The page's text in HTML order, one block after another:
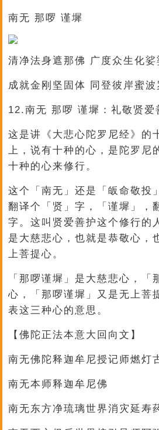
南无 那啰 谨墀
清净法身遮那佛 广度众生化娑
成就金刚坚固体 同登彼岸蜜波
12.南无 那啰 谨墀：礼敬贤爱
这是讲《大悲心陀罗尼经》的
上，说有十种的心，是陀罗尼
十种的心来修行。
这个「南无」还是「皈命敬投
翻译个「贤」字，「谨墀」，
字。这叫贤爱善护这个修行的
是大慈悲心，也就是恭敬心，
上菩提心。
「那啰谨墀」是大慈悲心，「
心，「那啰谨墀」又是无上菩
表这三种心的意思。
【佛陀正法本意大回向文】
南无佛陀释迦牟尼授记师燃灯
南无本师释迦牟尼佛
南无东方净琉璃世界消灾延寿